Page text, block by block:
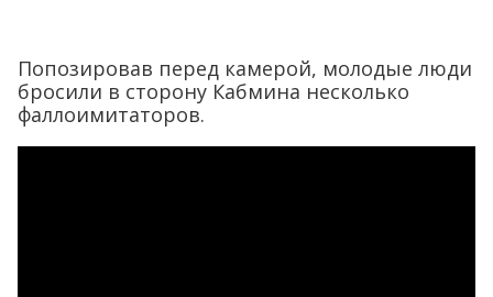
Попозировав перед камерой, молодые люди
бросили в сторону Кабмина несколько
фаллоимитаторов.